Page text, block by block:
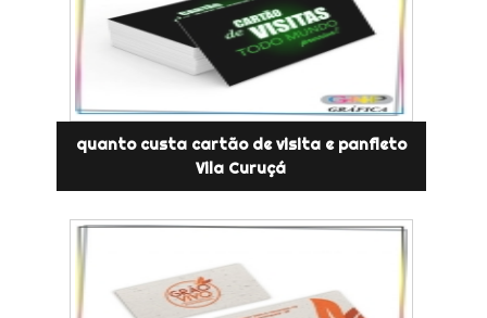
quanto custa cartão de visita e panfleto
Vila Curuçá